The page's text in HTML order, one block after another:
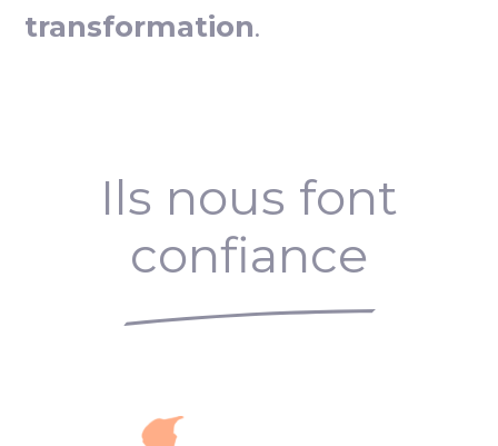
transformation.
Ils nous font
confiance